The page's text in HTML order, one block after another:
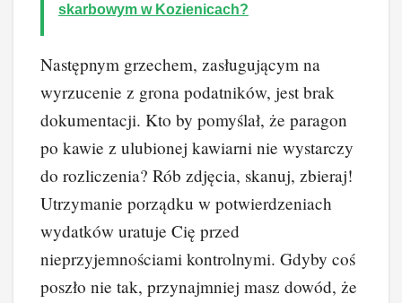
skarbowym w Kozienicach?
Następnym grzechem, zasługującym na
wyrzucenie z grona podatników, jest brak
dokumentacji. Kto by pomyślał, że paragon
po kawie z ulubionej kawiarni nie wystarczy
do rozliczenia? Rób zdjęcia, skanuj, zbieraj!
Utrzymanie porządku w potwierdzeniach
wydatków uratuje Cię przed
nieprzyjemnościami kontrolnymi. Gdyby coś
poszło nie tak, przynajmniej masz dowód, że